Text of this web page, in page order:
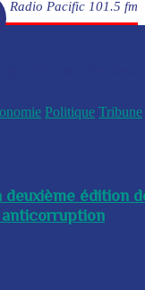
Radio Pacific 101.5 fm
Politique Tribune
deuxième édition
anticorruption